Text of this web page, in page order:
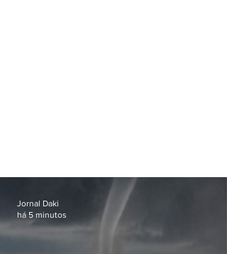
Jornal Daki
há 5 minutos